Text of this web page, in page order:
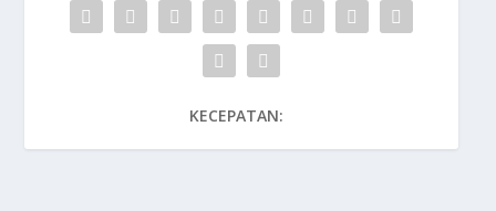
KECEPATAN: